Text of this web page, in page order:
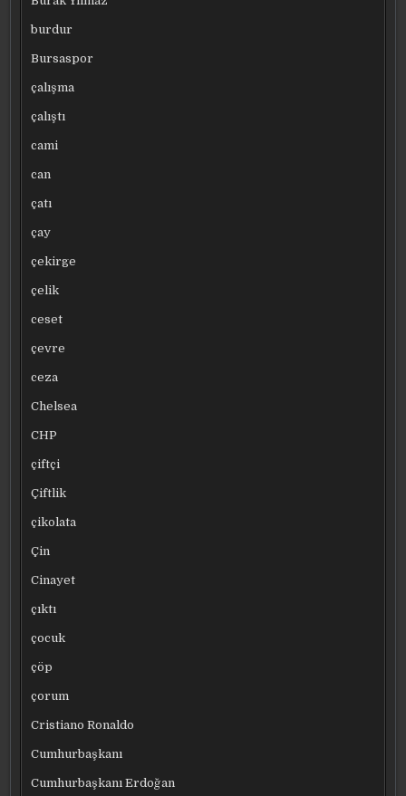
burdur
Bursaspor
çalışma
çalıştı
cami
can
çatı
çay
çekirge
çelik
ceset
çevre
ceza
Chelsea
CHP
çiftçi
Çiftlik
çikolata
Çin
Cinayet
çıktı
çocuk
çöp
çorum
Cristiano Ronaldo
Cumhurbaşkanı
Cumhurbaşkanı Erdoğan